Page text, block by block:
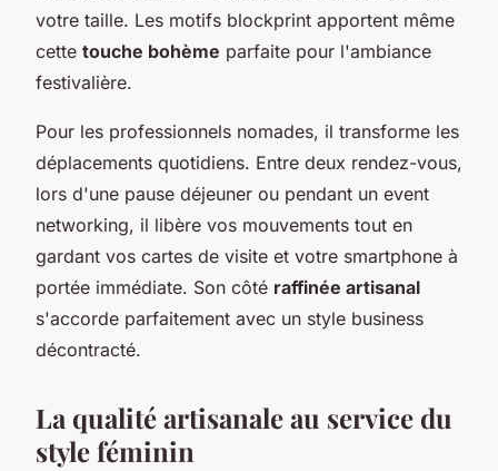
votre taille. Les motifs blockprint apportent même
cette touche bohème parfaite pour l'ambiance
festivalière.
Pour les professionnels nomades, il transforme les
déplacements quotidiens. Entre deux rendez-vous,
lors d'une pause déjeuner ou pendant un event
networking, il libère vos mouvements tout en
gardant vos cartes de visite et votre smartphone à
portée immédiate. Son côté raffinée artisanal
s'accorde parfaitement avec un style business
décontracté.
La qualité artisanale au service du
style féminin